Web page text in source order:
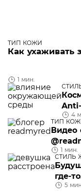
ТИП КОЖИ
Как ухаживать
1 мин.
Anti-
4
ТИП
Видео
крем-
Anti-
Vichy
1 мин.
СТИЛЬ
где-то
5